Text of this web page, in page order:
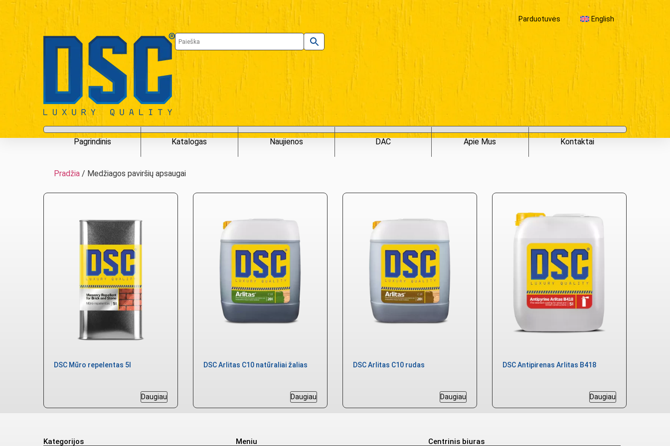
Parduotuvės English
Pagrindinis Katalogas Naujienos DAC Apie Mus Kontaktai
Pradžia/ Medžiagos paviršių apsaugai
DSC Mūro repelentas 5l
Daugiau
DSC Arlitas C10 natūraliai žalias
Daugiau
DSC Arlitas C10 rudas
Daugiau
DSC Antipirenas Arlitas B418
Daugiau
Kategorijos Meniu Centrinis biuras